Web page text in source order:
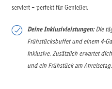
serviert – perfekt für Genießer.
Deine Inklusivleistungen:Die
Frühstücksbuffet und einem 4-
inklusive. Zusätzlich erwartet
und ein Frühstück am Anreisetag.